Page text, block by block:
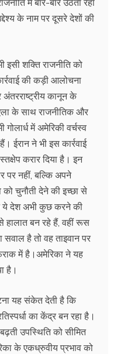
के नाम पर दूसरे देशों की
इसी शक्ति राजनीति को
की कड़ी आलोचना
कानून के
के साथ राजनीतिक और
में अमेरिकी वर्चस्व
ने भी इस कार्रवाई
करार दिया है। इन
पर नहीं, बल्कि अपने
चुनौती देने की इच्छा से
ये देश अभी कुछ करने की
हालात बन रहे हैं, वहीं रूस
है तो वह ताइवान पर
में है।अमेरिका ने यह
है।
यह संकेत देती है कि
का केंद्र बन रहा है।
उपस्थिति को सीमित
के एकध्रुवीय प्रभाव को